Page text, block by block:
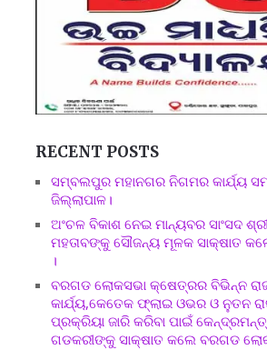
RECENT POSTS
ସମ୍ବଲପୁର ମହାନଗର ନିଗମର କାର୍ଯ୍ୟ
ଜିଲ୍ଲାପାଳ।
ଅଂଚଳ ବିକାଶ ନେଇ ମାନ୍ୟବର ସାଂସଦ
ମହତାବଙ୍କୁ ସୌଜନ୍ୟ ମୂଳକ ସାକ୍ଷାତ
।
ବରଗଡ ଲୋକସଭା କ୍ଷେତ୍ରର ବିଭିନ୍ନ
କାର୍ଯ୍ୟ,କେତେକ ଫ୍ଲାଇ ଓଭର ଓ ନୁତନ
ପ୍ରକ୍ରିୟା ଜାରି କରିବା ପାଇଁ
ଗଡକରୀଙ୍କୁ ସାକ୍ଷାତ କଲେ ବରଗଡ